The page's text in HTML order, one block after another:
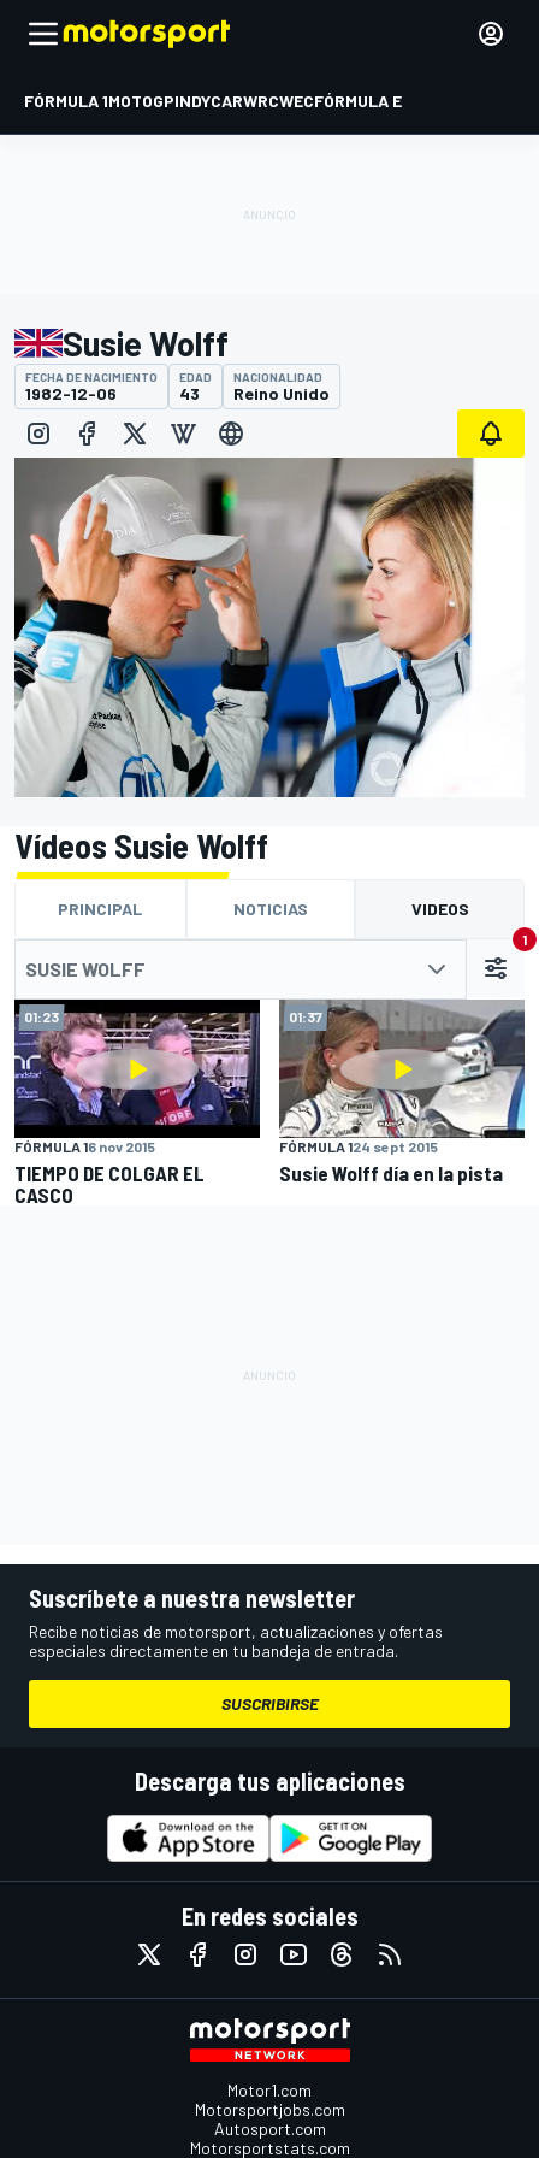
FÓRMULA 1MOTOGPINDYCARWRCWECFÓRMULA E
Susie Wolff
FECHA DE NACIMIENTO
1982-12-06
EDAD
43
NACIONALIDAD
Reino Unido
Vídeos Susie Wolff
PRINCIPAL NOTICIAS VIDEOS
SUSIE WOLFF
1
01:23
FÓRMULA 16 nov 2015
TIEMPO DE COLGAR EL
CASCO
01:37
FÓRMULA 124 sept 2015
Susie Wolff día en la pista
Suscríbete a nuestra newsletter
Recibe noticias de motorsport, actualizaciones y ofertas
especiales directamente en tu bandeja de entrada.
SUSCRIBIRSE
Descarga tus aplicaciones
En redes sociales
Motor1.com
Motorsportjobs.com
Autosport.com
Motorsportstats.com